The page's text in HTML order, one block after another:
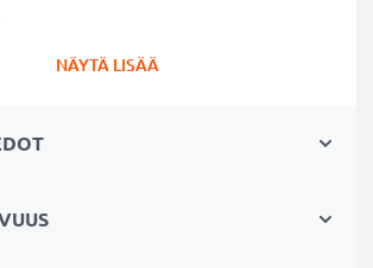
valmistettu ja pitkäikäinen
seuraavien laitteiden kanssa:
(keltainen (video) / valkoinen (audio
NÄYTÄ LISÄÄ